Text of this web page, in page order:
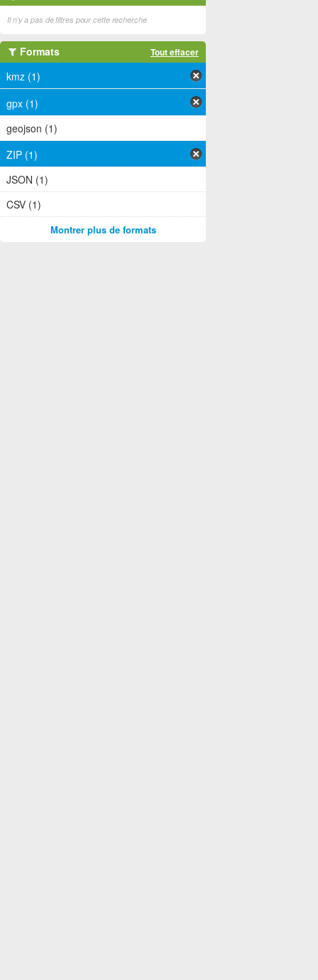
Il n'y a pas de filtres pour cette recherche
Formats Tout effacer
kmz (1)
gpx (1)
geojson (1)
ZIP (1)
JSON (1)
CSV (1)
Montrer plus de formats